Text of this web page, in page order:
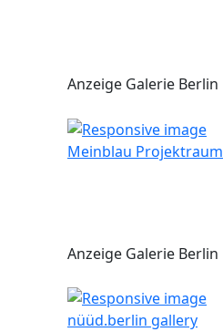
Anzeige Galerie Berlin
Meinblau Projektraum
Anzeige Galerie Berlin
nüüd.berlin gallery